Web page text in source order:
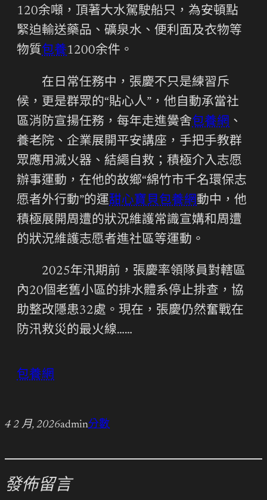
120余噸，頂著大水駕駛船只，為安頓點
緊迫輸送藥品、礦泉水、便利面及衣物等
物質包養1200余件。
在日常任務中，張慶不只是練習斥
候，更是群眾的“貼心人”，他自動承當社
區消防宣揚任務，每年走進黌舍包養網 、
養老院、企業展開平安講座，手把手教群
眾應用滅火器、結繩自救；積極介入志愿
辦事運動，在他的故鄉“綿竹市千名環保志
愿者外行動”的運甜心寶貝包養網動中，他
積極展開周遭的狀況維護常識宣媾和周遭
的狀況維護志愿者進社區等運動。
2025年汛期前，張慶率領隊員對轄區
內20個老舊小區的排水體系停止排查，協
助整改隱患32處。現在，張慶仍然奮戰在
防汛救災的最火線……
包養網
4 2 月, 2026admin分數
發佈留言